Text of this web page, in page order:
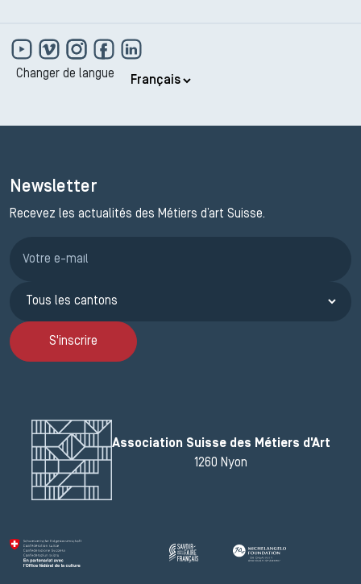
Changer de langue
Newsletter
Recevez les actualités des Métiers d’art Suisse.
S'inscrire
Association Suisse des Métiers d'Art
1260 Nyon